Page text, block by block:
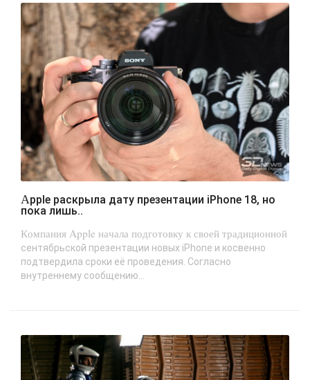
Apple раскрыла дату презентации iPhone 18, но
пока лишь..
Компания Apple начала подготовку к своей традиционной
сентябрьской презентации новых iPhone и косвенно
подтвердила сроки её проведения. Согласно
внутреннему сообщению...